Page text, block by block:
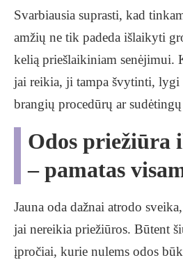
Svarbiausia suprasti, kad
amžių ne tik padeda išlaikyti
kelią priešlaikiniam senėjimui.
jai reikia, ji tampa švytinti, lygi
brangių procedūrų ar
Odos priežiūra
– pamatas
Jauna oda dažnai atrodo
jai nereikia priežiūros. Būtent
įpročiai, kurie nulems odos